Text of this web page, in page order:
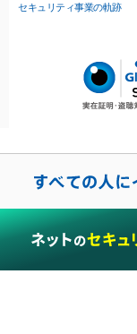
セキュリティ事業の軌跡